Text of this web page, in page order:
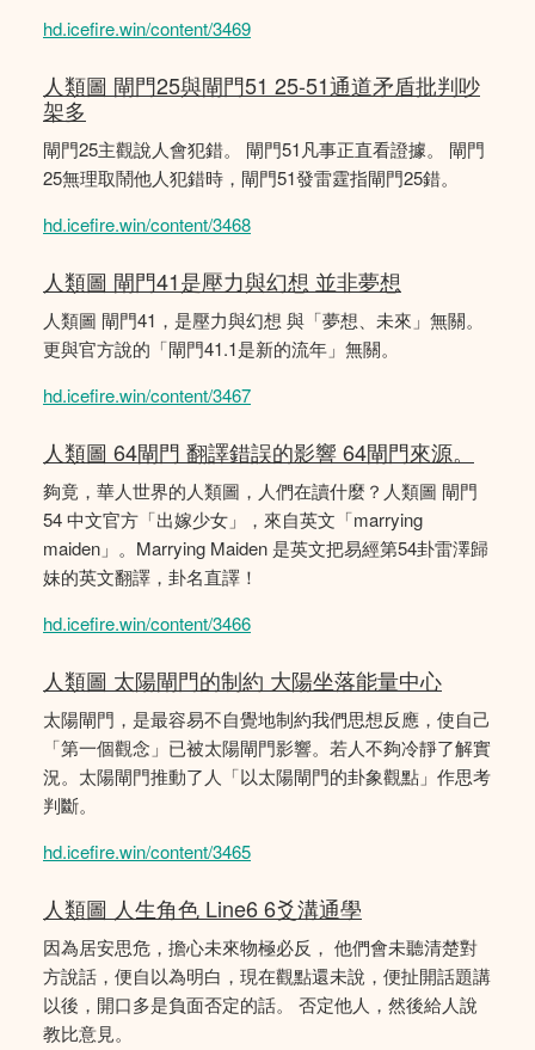
hd.icefire.win/content/3469
人類圖 閘門25與閘門51 25-51通道矛盾批判吵
架多
閘門25主觀說人會犯錯。 閘門51凡事正直看證據。 閘門
25無理取鬧他人犯錯時，閘門51發雷霆指閘門25錯。
hd.icefire.win/content/3468
人類圖 閘門41是壓力與幻想 並非夢想
人類圖 閘門41，是壓力與幻想 與「夢想、未來」無關。
更與官方說的「閘門41.1是新的流年」無關。
hd.icefire.win/content/3467
人類圖 64閘門 翻譯錯誤的影響 64閘門來源。
夠竟，華人世界的人類圖，人們在讀什麼？人類圖 閘門
54 中文官方「出嫁少女」，來自英文「marrying
maiden」。Marrying Maiden 是英文把易經第54卦雷澤歸
妹的英文翻譯，卦名直譯！
hd.icefire.win/content/3466
人類圖 太陽閘門的制約 大陽坐落能量中心
太陽閘門，是最容易不自覺地制約我們思想反應，使自己
「第一個觀念」已被太陽閘門影響。若人不夠冷靜了解實
況。太陽閘門推動了人「以太陽閘門的卦象觀點」作思考
判斷。
hd.icefire.win/content/3465
人類圖 人生角色 Line6 6爻溝通學
因為居安思危，擔心未來物極必反， 他們會未聽清楚對
方說話，便自以為明白，現在觀點還未說，便扯開話題講
以後，開口多是負面否定的話。 否定他人，然後給人說
教比意見。